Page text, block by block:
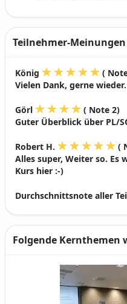
Teilnehmer-
König
(
Vielen Dank, gerne wieder.
Görl
( Note 2)
Guter Überblick über PL/
Robert H.
(
Alles super, Weiter so.
Kurs hier :-)
Durchschnittsnote aller
Folgende Kernthemen